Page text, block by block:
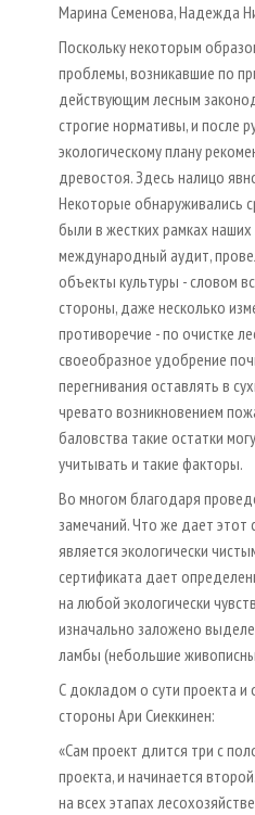
Марина Семенова, Надежда
Поскольку некоторым
проблемы, возникавшие по
действующим лесным
строгие нормативы, и после
экологическому плану
древостоя. Здесь налицо
Некоторые обнаруживались
были в жестких рамках
международный аудит,
объекты культуры - словом
стороны, даже несколько
противоречие - по очистке
своеобразное удобрение
перегнивания оставлять в
чревато возникновением
баловства такие остатки
учитывать и такие факторы.
Во многом благодаря
замечаний. Что же дает этот
является экологически
сертификата дает
на любой экологически
изначально заложено
ламбы (небольшие
С докладом о сути проекта
стороны Ари Сиеккинен:
«Сам проект длится три с
проекта, и начинается
на всех этапах